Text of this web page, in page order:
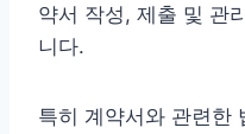
약서 작성, 제출 및 관
니다.
특히 계약서와 관련한